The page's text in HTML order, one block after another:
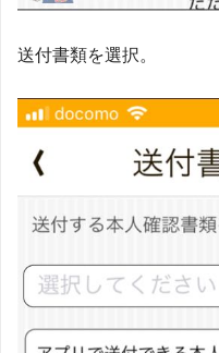
送付書類を選択。